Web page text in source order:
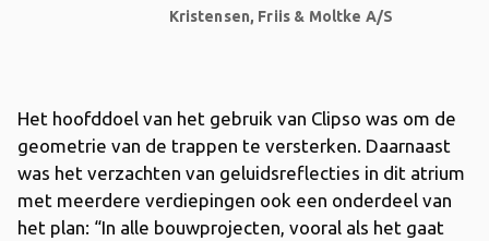
Kristensen, Friis & Moltke A/S
Het hoofddoel van het gebruik van Clipso was om de
geometrie van de trappen te versterken. Daarnaast
was het verzachten van geluidsreflecties in dit atrium
met meerdere verdiepingen ook een onderdeel van
het plan: “In alle bouwprojecten, vooral als het gaat